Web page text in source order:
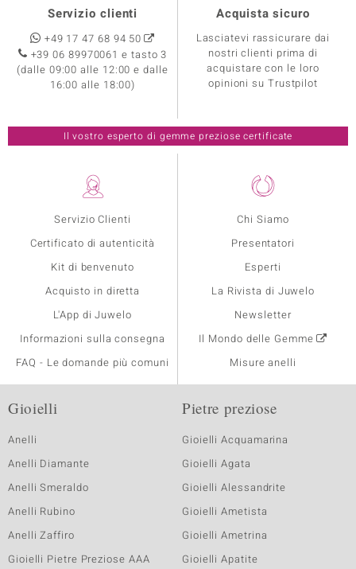
Servizio Clienti
Certificato di autenticità
Kit di benvenuto
Acquisto in diretta
L'App di Juwelo
Informazioni sulla consegna
FAQ - Le domande più comuni
Chi Siamo
Presentatori
Esperti
La Rivista di Juwelo
Newsletter
Il Mondo delle Gemme
Misure anelli
Servizio clienti
+49 17 47 68 94 50
+39 06 89970061 e tasto 3
(dalle 09:00 alle 12:00 e dalle
16:00 alle 18:00)
Acquista sicuro
Lasciatevi rassicurare dai
nostri clienti prima di
acquistare con le loro
opinioni su Trustpilot
Il vostro esperto di gemme preziose certificate
Gioielli
Anelli
Anelli Diamante
Anelli Smeraldo
Anelli Rubino
Anelli Zaffiro
Gioielli Pietre Preziose AAA
Pietre preziose
Gioielli Acquamarina
Gioielli Agata
Gioielli Alessandrite
Gioielli Ametista
Gioielli Ametrina
Gioielli Apatite